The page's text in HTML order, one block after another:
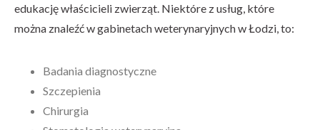
edukację właścicieli zwierząt. Niektóre z usług, które
można znaleźć w gabinetach weterynaryjnych w Łodzi, to:
Badania diagnostyczne
Szczepienia
Chirurgia